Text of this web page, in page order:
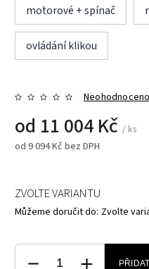
motorové + spínač
ovládání klikou
Neohodnoceno
od 11 004 Kč / ks
od 9 094 Kč bez DPH
ZVOLTE VARIANTU
Můžeme doručit do: Zvolte